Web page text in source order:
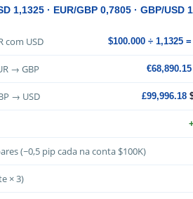
1,1325 · EUR/GBP 0,7805 · GBP/USD
com USD $100.000 ÷ 1,1325
→ GBP
→ USD £99,996.18
(~0,5 pip cada na conta $100K)
× 3)